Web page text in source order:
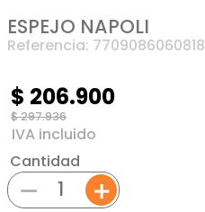
ESPEJO NAPOLI
Referencia: 7709086060818
$297.936
$ 206.900
Cantidad
＋
－